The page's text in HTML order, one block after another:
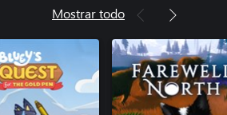
Mostrar todo